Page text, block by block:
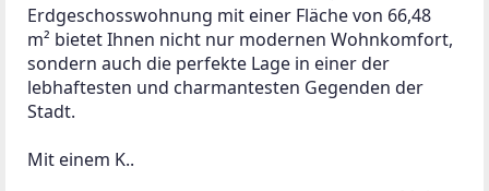
Erdgeschosswohnung mit einer Fläche von 66,48
m² bietet Ihnen nicht nur modernen Wohnkomfort,
sondern auch die perfekte Lage in einer der
lebhaftesten und charmantesten Gegenden der
Stadt.
Mit einem K..